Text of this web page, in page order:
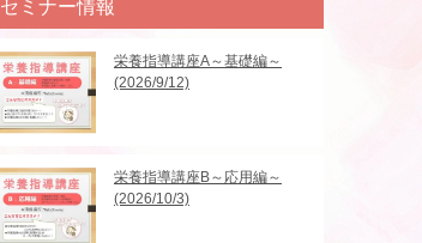
セミナー情報
栄養指導講座A～基礎編～
(2026/9/12)
栄養指導講座B～応用編～
(2026/10/3)